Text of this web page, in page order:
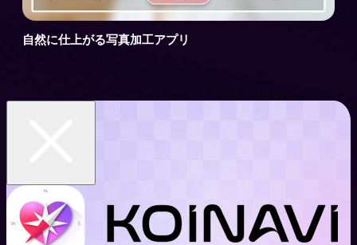
自然に仕上がる写真加工アプリ